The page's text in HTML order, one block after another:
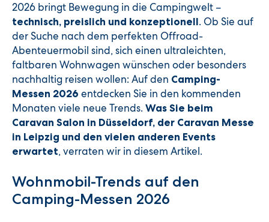
2026 bringt Bewegung in die Campingwelt –
technisch, preislich und konzeptionell. Ob Sie auf
der Suche nach dem perfekten Offroad-
Abenteuermobil sind, sich einen ultraleichten,
faltbaren Wohnwagen wünschen oder besonders
nachhaltig reisen wollen: Auf den Camping-
Messen 2026 entdecken Sie in den kommenden
Monaten viele neue Trends. Was Sie beim
Caravan Salon in Düsseldorf, der Caravan Messe
in Leipzig und den vielen anderen Events
erwartet, verraten wir in diesem Artikel.
Wohnmobil-Trends auf den
Camping-Messen 2026